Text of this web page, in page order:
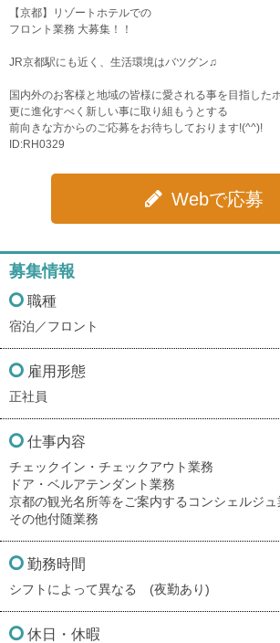
【京都】リゾートホテルでの
フロント業務 大募集！！
JR京都駅にも近く、生活環境はバツグン♫
国内外のお客様と地域の皆様に愛される事を目指し
更に進化すべく新しい事に取り組もうとする
前向きな方からのご応募をお待ちしております!(^^)!
ID:RH0329
Webで応募
募集情報
職種
宿泊／フロント
雇用形態
正社員
仕事内容
チェックイン・チェックアウト業務
ドア・ベルアテンダント業務
京都の観光名所等をご案内するコンシェルジュ
その他付随業務
勤務時間
シフトによって異なる (夜勤あり)
休日・休暇